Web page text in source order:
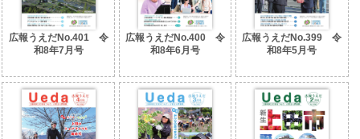
広報うえだNo.401 令
和8年7月号
広報うえだNo.400 令
和8年6月号
広報うえだNo.399 令
和8年5月号